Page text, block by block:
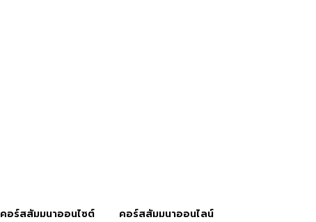
คอร์สสัมมนาออนไซต์ คอร์สสัมมนาออนไลน์